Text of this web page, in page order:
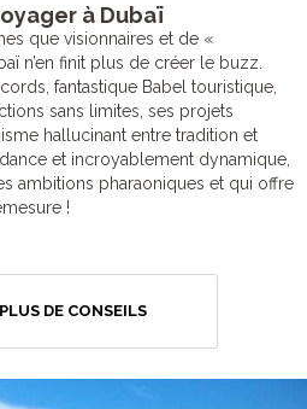
à Dubaï
que visionnaires et de «
n’en finit plus de créer le buzz.
fantastique Babel touristique,
sans limites, ses projets
hallucinant entre tradition et
et incroyablement dynamique,
ambitions pharaoniques et qui offre
!
DE CONSEILS